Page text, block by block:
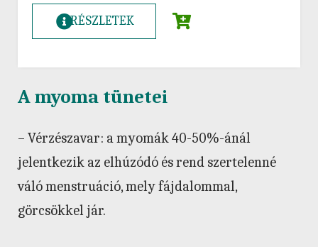
RÉSZLETEK
A myoma tünetei
– Vérzészavar: a myomák 40-50%-ánál
jelentkezik az elhúzódó és rend szertelenné
váló menstruáció, mely fájdalommal,
görcsökkel jár.